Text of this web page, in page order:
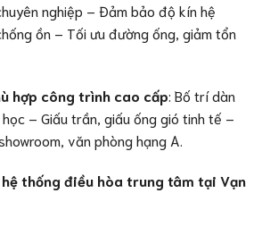
nghiệp – Đảm bảo độ kín hệ
ồn – Tối ưu đường ống, giảm tổn
hợp công trình cao cấp: Bố trí dàn
– Giấu trần, giấu ống gió tinh tế –
văn phòng hạng A.
thống điều hòa trung tâm tại Vạn